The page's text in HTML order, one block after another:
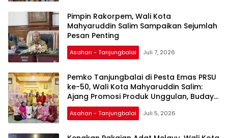
Pimpin Rakorpem, Wali Kota
Mahyaruddin Salim Sampaikan Sejumlah
Pesan Penting
Asahan - Tanjungbalai Juli 7, 2026
Pemko Tanjungbalai di Pesta Emas PRSU
ke-50, Wali Kota Mahyaruddin Salim:
Ajang Promosi Produk Unggulan, Budaya
dan Investasi UMKM
Asahan - Tanjungbalai Juli 5, 2026